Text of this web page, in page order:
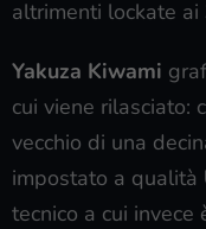
altrimenti lockate ai
Yakuza Kiwami
cui viene rilasciato:
vecchio di una
impostato a qualità
tecnico a cui